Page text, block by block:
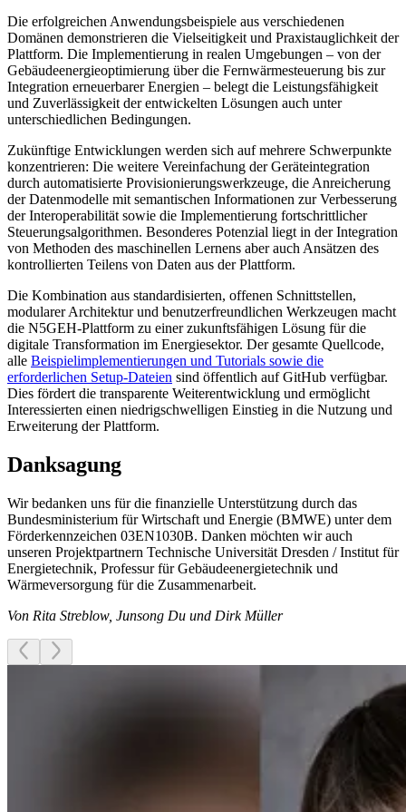
Die erfolgreichen Anwendungsbeispiele aus verschiedenen
Domänen demonstrieren die Vielseitigkeit und Praxistauglichkeit der
Plattform. Die Implementierung in realen Umgebungen – von der
Gebäudeenergieoptimierung über die Fernwärmesteuerung bis zur
Integration erneuerbarer Energien – belegt die Leistungsfähigkeit
und Zuverlässigkeit der entwickelten Lösungen auch unter
unterschiedlichen Bedingungen.
Zukünftige Entwicklungen werden sich auf mehrere Schwerpunkte
konzentrieren: Die weitere Vereinfachung der Geräteintegration
durch automatisierte Provisionierungswerkzeuge, die Anreicherung
der Datenmodelle mit semantischen Informationen zur Verbesserung
der Interoperabilität sowie die Implementierung fortschrittlicher
Steuerungsalgorithmen. Besonderes Potenzial liegt in der Integration
von Methoden des maschinellen Lernens aber auch Ansätzen des
kontrollierten Teilens von Daten aus der Plattform.
Die Kombination aus standardisierten, offenen Schnittstellen,
modularer Architektur und benutzerfreundlichen Werkzeugen macht
die N5GEH-Plattform zu einer zukunftsfähigen Lösung für die
digitale Transformation im Energiesektor. Der gesamte Quellcode,
alle Beispielimplementierungen und Tutorials sowie die
erforderlichen Setup-Dateien sind öffentlich auf GitHub verfügbar.
Dies fördert die transparente Weiterentwicklung und ermöglicht
Interessierten einen niedrigschwelligen Einstieg in die Nutzung und
Erweiterung der Plattform.
Danksagung
Wir bedanken uns für die finanzielle Unterstützung durch das
Bundesministerium für Wirtschaft und Energie (BMWE) unter dem
Förderkennzeichen 03EN1030B. Danken möchten wir auch
unseren Projektpartnern Technische Universität Dresden / Institut für
Energietechnik, Professur für Gebäudeenergietechnik und
Wärmeversorgung für die Zusammenarbeit.
Von Rita Streblow, Junsong Du und Dirk Müller